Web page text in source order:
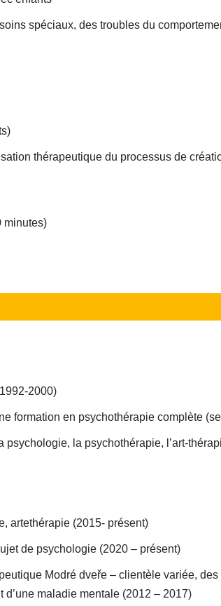
spéciaux, des troubles du
thérapeutique du processus de
minutes)
2000)
formation en psychothérapie complète
la psychothérapie, l’art-
artethérapie (2015- présent)
de psychologie (2020 – présent)
Modré dveře – clientèle variée,
maladie mentale (2012 – 2017)